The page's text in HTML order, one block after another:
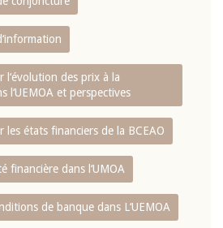
l‘évolution des prix à la
l‘UEMOA et perspectives
les états financiers de la BCEAO
financière dans l‘UMOA
de banque dans L‘UEMOA